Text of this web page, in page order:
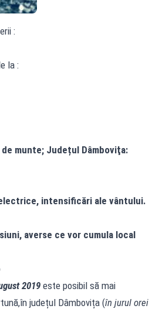
:
la :
munte; Județul Dâmboviţa:
intensificări ale vântului.
averse ce vor cumula local
2019 este posibil să mai
județul Dâmbovița (în jurul orei